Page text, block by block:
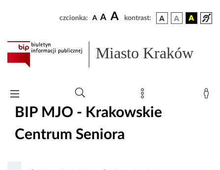
czcionka: A A A kontrast:
Miasto Kraków
BIP MJO - Krakowskie
Centrum Seniora